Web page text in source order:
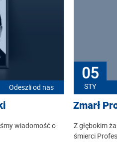
Odeszli od nas
wiadomość o
05
STY
Zmarł
Z głębokim
śmierci